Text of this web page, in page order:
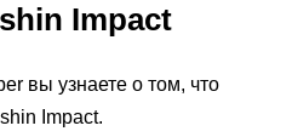
Impact
вы узнаете о том, что
Impact.